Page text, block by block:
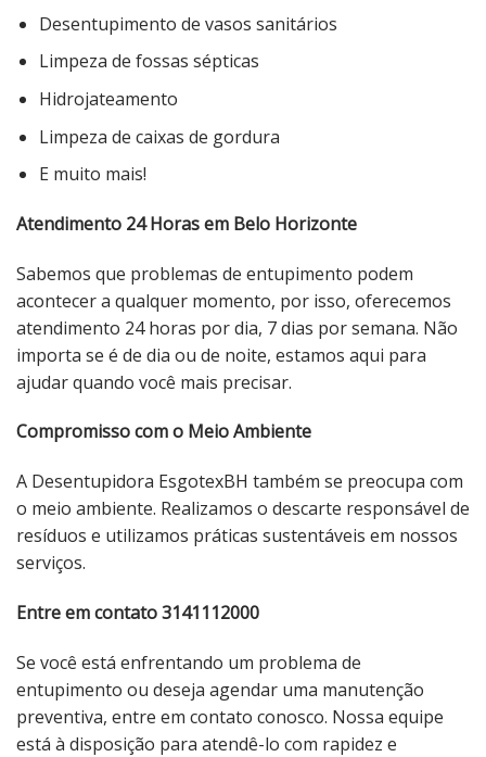
Desentupimento de vasos sanitários
Limpeza de fossas sépticas
Hidrojateamento
Limpeza de caixas de gordura
E muito mais!
Atendimento 24 Horas em Belo Horizonte
Sabemos que problemas de entupimento podem
acontecer a qualquer momento, por isso, oferecemos
atendimento 24 horas por dia, 7 dias por semana. Não
importa se é de dia ou de noite, estamos aqui para
ajudar quando você mais precisar.
Compromisso com o Meio Ambiente
A Desentupidora EsgotexBH também se preocupa com
o meio ambiente. Realizamos o descarte responsável de
resíduos e utilizamos práticas sustentáveis ​​em nossos
serviços.
Entre em contato 3141112000
Se você está enfrentando um problema de
entupimento ou deseja agendar uma manutenção
preventiva, entre em contato conosco. Nossa equipe
está à disposição para atendê-lo com rapidez e